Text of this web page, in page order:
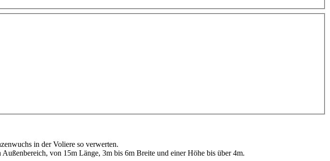
in der Voliere so verwerten.
von 15m Länge, 3m bis 6m Breite und einer Höhe bis über 4m.